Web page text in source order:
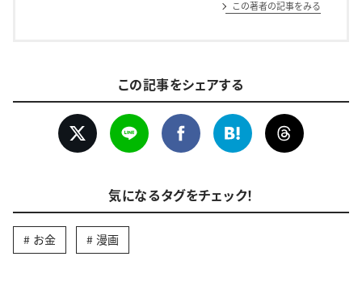
この著者の記事をみる
この記事をシェアする
気になるタグをチェック！
お金 漫画